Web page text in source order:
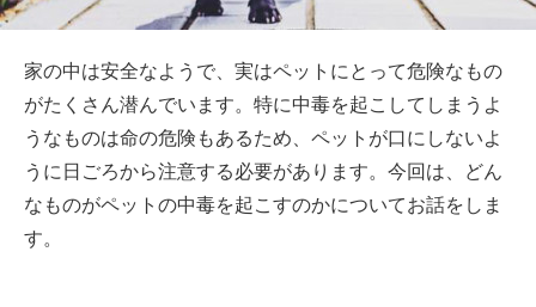
家の中は安全なようで、実はペットにとって危険なもの
がたくさん潜んでいます。特に中毒を起こしてしまうよ
うなものは命の危険もあるため、ペットが口にしないよ
うに日ごろから注意する必要があります。今回は、どん
なものがペットの中毒を起こすのかについてお話をしま
す。